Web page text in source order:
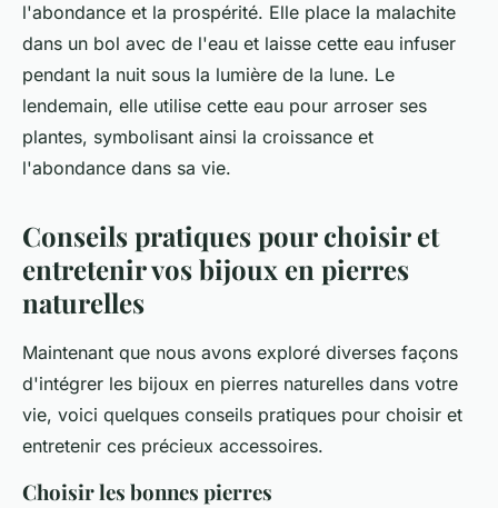
l'abondance et la prospérité. Elle place la malachite
dans un bol avec de l'eau et laisse cette eau infuser
pendant la nuit sous la lumière de la lune. Le
lendemain, elle utilise cette eau pour arroser ses
plantes, symbolisant ainsi la croissance et
l'abondance dans sa vie.
Conseils pratiques pour choisir et
entretenir vos bijoux en pierres
naturelles
Maintenant que nous avons exploré diverses façons
d'intégrer les bijoux en pierres naturelles dans votre
vie, voici quelques conseils pratiques pour choisir et
entretenir ces précieux accessoires.
Choisir les bonnes pierres